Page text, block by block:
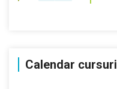
Calendar cursuri